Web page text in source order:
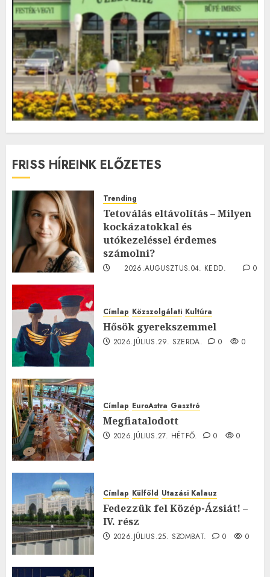
FRISS HÍREINK ELŐZETES
Trending
Tetoválás eltávolítás – Milyen
kockázatokkal és
utókezeléssel érdemes
számolni?
2026.AUGUSZTUS.04. KEDD.
0
Címlap Közszolgálati Kultúra
Hősök gyerekszemmel
2026.JÚLIUS.29. SZERDA. 0 0
Címlap EuroAstra Gasztró
Megfiatalodott
2026.JÚLIUS.27. HÉTFŐ. 0 0
Címlap Külföld Utazási Kalauz
Fedezzük fel Közép-Ázsiát! –
IV. rész
2026.JÚLIUS.25. SZOMBAT. 0 0